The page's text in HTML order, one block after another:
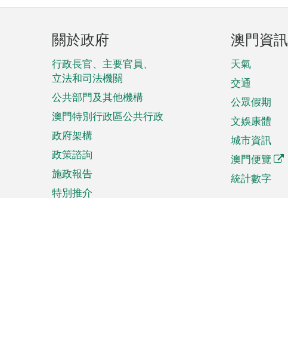
頁
腳
菜
單
關於政府
行政長官、主要官員、
立法和司法機關
公共部門及其他機構
澳門特別行政區公共行政
政府架構
政策諮詢
施政報告
特別推介
澳門資訊
天氣
交通
公眾假期
文娛康體
城市資訊
澳門便覽
統計數字